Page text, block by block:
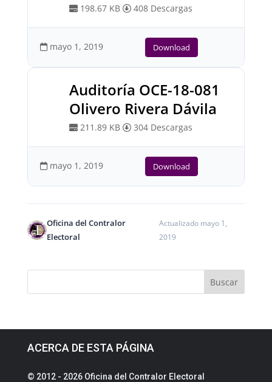
198.67 KB 408 Descargas
mayo 1, 2019 Download
Auditoría OCE-18-081
Olivero Rivera Dávila
211.89 KB 304 Descargas
mayo 1, 2019 Download
Oficina del Contralor
Electoral
Actualizado mayo 1,
2019
ACERCA DE ESTA PÁGINA
© 2012 - 2026 Oficina del Contralor Electoral